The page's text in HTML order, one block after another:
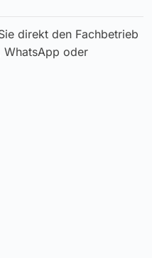
direkt den Fachbetrieb
oder